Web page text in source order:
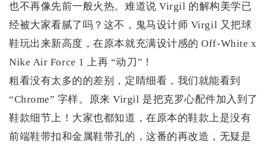
也不再像先前一般火热。难道说 Virgil 的解构美学已
经被大家看腻了吗？这不，鬼马设计师 Virgil 又把球
鞋玩出来新高度，在原本就充满设计感的 Off-White x
Nike Air Force 1 上再 “动刀”！
粗看没有太多的的差别，定睛细看，我们就能看到
“Chrome” 字样。原来 Virgil 是把克罗心配件加入到了
鞋款细节上！大家也都知道，在原本的鞋款上是没有
前端鞋带扣和金属鞋带孔的，这番的再改造，无疑是